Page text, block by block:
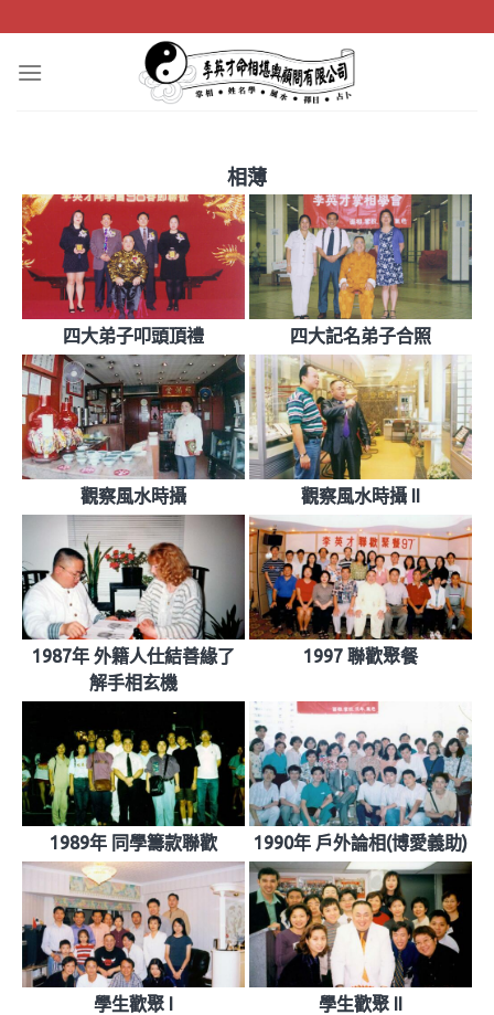
to
content
相薄
四大弟子叩頭頂禮 四大記名弟子合照
觀察風水時攝 觀察風水時攝 II
1987年 外籍人仕結善緣了
解手相玄機
1997 聯歡聚餐
1989年 同學籌款聯歡 1990年 戶外論相(博愛義助)
學生歡聚 I 學生歡聚 II